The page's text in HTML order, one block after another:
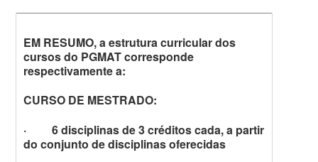
EM RESUMO, a estrutura curricular dos
cursos do PGMAT corresponde
respectivamente a:
CURSO DE MESTRADO:
·6 disciplinas de 3 créditos cada, a partir
do conjunto de disciplinas oferecidas